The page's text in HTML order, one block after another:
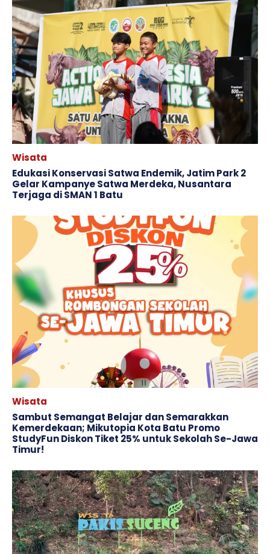
Wisata
Edukasi Konservasi Satwa Endemik, Jatim Park 2
Gelar Kampanye Satwa Merdeka, Nusantara
Terjaga di SMAN 1 Batu
Wisata
Sambut Semangat Belajar dan Semarakkan
Kemerdekaan; Mikutopia Kota Batu Promo
StudyFun Diskon Tiket 25% untuk Sekolah Se-Jawa
Timur!